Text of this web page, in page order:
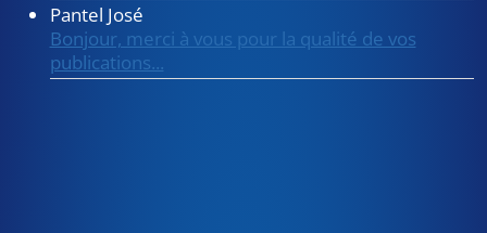
Pantel José
Bonjour, merci à vous pour la qualité de vos
publications...